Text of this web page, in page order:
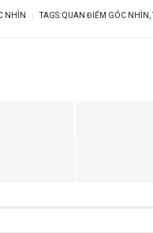
NHÌN TAGS:QUAN ĐIỂM GÓC NHÌN ,